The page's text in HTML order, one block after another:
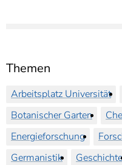
Themen
Arbeitsplatz Universität
Botanischer Garten
Energieforschung
Germanistik
Geschichte